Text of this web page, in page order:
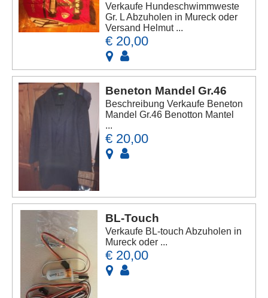
Verkaufe Hundeschwimmweste
Gr. L Abzuholen in Mureck oder
Versand Helmut ...
€ 20,00
Beneton Mandel Gr.46
Beschreibung Verkaufe Beneton
Mandel Gr.46 Benotton Mantel
...
€ 20,00
BL-Touch
Verkaufe BL-touch Abzuholen in
Mureck oder ...
€ 20,00